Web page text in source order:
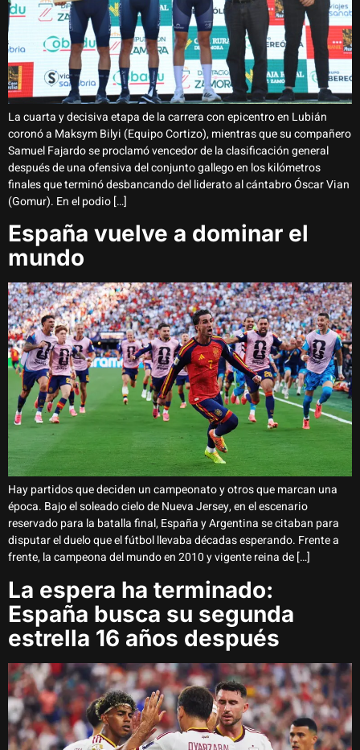
La cuarta y decisiva etapa de la carrera con epicentro en Lubián
coronó a Maksym Bilyi (Equipo Cortizo), mientras que su compañero
Samuel Fajardo se proclamó vencedor de la clasificación general
después de una ofensiva del conjunto gallego en los kilómetros
finales que terminó desbancando del liderato al cántabro Óscar Vian
(Gomur). En el podio […]
España vuelve a dominar el
mundo
Hay partidos que deciden un campeonato y otros que marcan una
época. Bajo el soleado cielo de Nueva Jersey, en el escenario
reservado para la batalla final, España y Argentina se citaban para
disputar el duelo que el fútbol llevaba décadas esperando. Frente a
frente, la campeona del mundo en 2010 y vigente reina de […]
La espera ha terminado:
España busca su segunda
estrella 16 años después